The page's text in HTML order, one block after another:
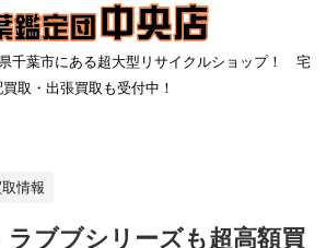
千葉市にある超大型リサイクルショップ！ 宅
買取・出張買取も受付中！
取情報
ブブシリーズも超高額買